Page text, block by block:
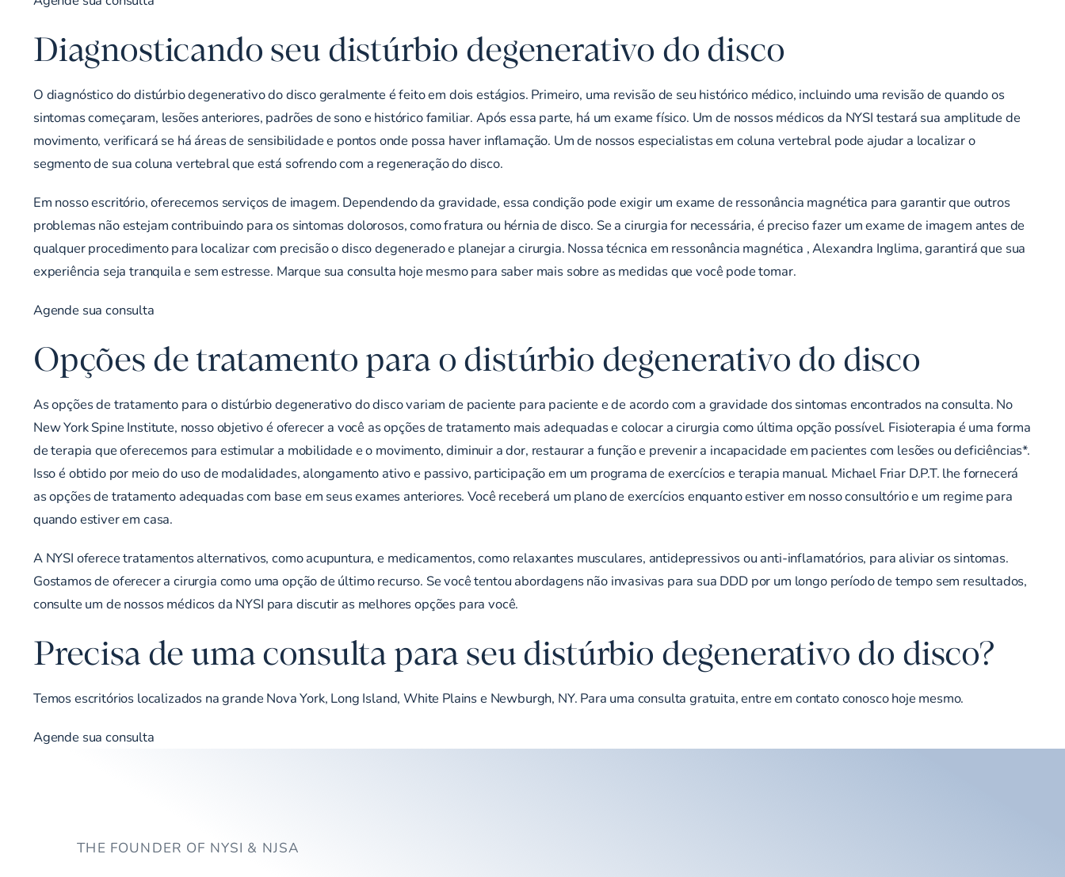
Diagnosticando seu distúrbio degenerativo do disco
O diagnóstico do distúrbio degenerativo do disco geralmente é feito em dois estágios. Primeiro, uma revisão de seu histórico médico, incluindo uma revisão de quando os
sintomas começaram, lesões anteriores, padrões de sono e histórico familiar. Após essa parte, há umexame físico. Um de nossos médicos da NYSI testará sua amplitude de
movimento, verificará se há áreas de sensibilidade e pontos onde possa haver inflamação. Um de nossosespecialistas em coluna vertebral pode ajudar a localizar o
segmento de sua coluna vertebral que está sofrendo com a regeneração do disco.
Em nosso escritório, oferecemos serviços de imagem. Dependendo da gravidade, essa condição pode exigir um exame de ressonância magnética para garantir que outros
problemas não estejam contribuindo para os sintomas dolorosos, como fratura ou hérnia de disco. Se a cirurgia for necessária, é preciso fazer um exame de imagem antes de
qualquer procedimento para localizar com precisão o disco degenerado e planejar a cirurgia. Nossa técnica em ressonância magnética , Alexandra Inglima, garantirá que sua
experiência seja tranquila e sem estresse. Marque sua consulta hoje mesmopara saber mais sobre as medidas que você pode tomar.
Agende sua consulta
Opções de tratamento para o distúrbio degenerativo do disco
As opções de tratamento para o distúrbio degenerativo do disco variam de paciente para paciente e de acordo com a gravidade dos sintomasencontrados na consulta. No
New York Spine Institute, nosso objetivo é oferecer a você as opções de tratamento mais adequadas e colocar a cirurgia como última opção possível. Fisioterapia é uma forma
de terapia que oferecemos para estimular a mobilidade e o movimento, diminuir a dor, restaurar a função e prevenir a incapacidade em pacientes com lesões ou deficiências*.
Isso é obtido por meio do uso de modalidades, alongamento ativo e passivo, participação em um programa de exercícios e terapia manual. Michael Friar D.P.T. lhe fornecerá
as opções de tratamento adequadas com base em seus exames anteriores. Você receberá um plano de exercícios enquanto estiver em nosso consultório e um regime para
quando estiver em casa.
A NYSI oferece tratamentos alternativos, como acupuntura, e medicamentos, como relaxantes musculares, antidepressivos ou anti-inflamatórios, para aliviar os sintomas.
Gostamos de oferecer a cirurgia como uma opção de último recurso. Se você tentou abordagens não invasivas para sua DDD por um longo período de tempo sem resultados,
consulte um de nossos médicos da NYSI para discutir as melhores opções para você.
Precisa de uma consulta para seu distúrbio degenerativo do disco?
Temos escritórios localizados na grande Nova York, Long Island, White Plains e Newburgh, NY. Para uma consulta gratuita, entre em contato conosco hoje mesmo.
Agende sua consulta
THE FOUNDER OF NYSI & NJSA